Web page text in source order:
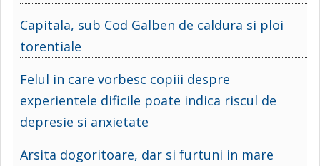
Capitala, sub Cod Galben de caldura si ploi
torentiale
Felul in care vorbesc copiii despre
experientele dificile poate indica riscul de
depresie si anxietate
Arsita dogoritoare, dar si furtuni in mare